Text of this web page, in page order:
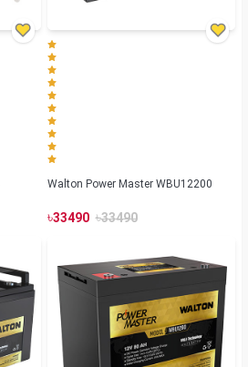
Walton Power Master WBU12200
৳33490 ৳33490